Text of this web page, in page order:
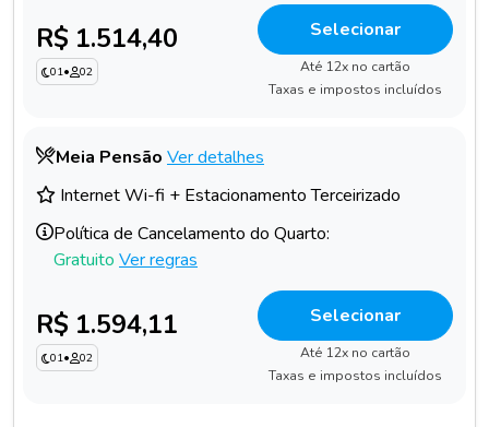
R$ 1.514,40
01• 02
Selecionar
Até 12x no cartão
Taxas e impostos incluídos
Meia Pensão Ver detalhes
Internet Wi-fi + Estacionamento Terceirizado
Política de Cancelamento do Quarto:
Gratuito Ver regras
R$ 1.594,11
01• 02
Selecionar
Até 12x no cartão
Taxas e impostos incluídos